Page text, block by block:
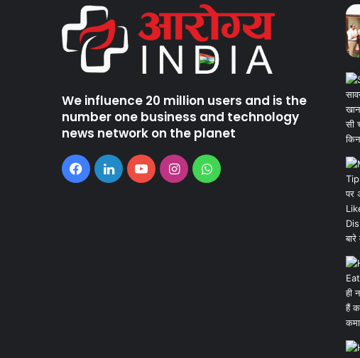
We influence 20 million users and is the
number one business and technology
news network on the planet
Facebook
LinkedInYouTubeInstagramWhatsApp